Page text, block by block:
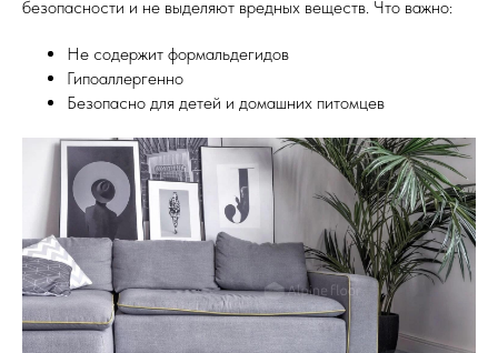
безопасности и не выделяют вредных веществ. Что важно:
Не содержит формальдегидов
Гипоаллергенно
Безопасно для детей и домашних питомцев